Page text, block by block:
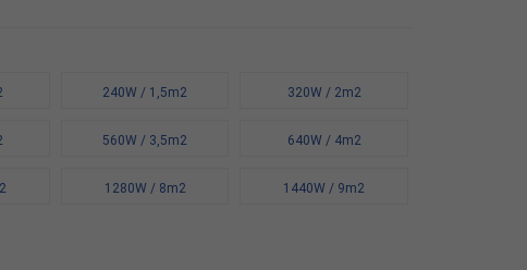
240W / 1,5m2 320W / 2m2
560W / 3,5m2 640W / 4m2
1280W / 8m2 1440W / 9m2